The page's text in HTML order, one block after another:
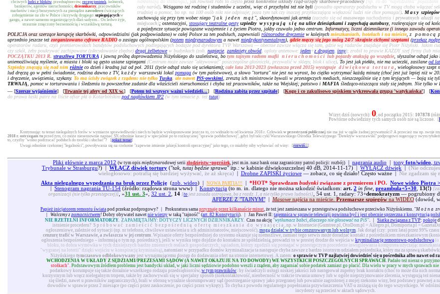
chciwych ludzi z bloków, przedsiębiorców, recepcjonistek, kelnerek,
bankierów, agentów nieruchomości, dziennikarzy, pracowników
marketów i stacji benzynowych za pieniądze zawodowo ćwiczących
zobojętnienie na zło w Polsce i krzywdę drugiego: szpiegującychw
gangu, a nawet samemu organizujących dlań sadyzm... On ledwo żyje,
strasznie zmęczony bezsennością i wrzaskliwą torturą.
nakłaniają do stalkingu]
, jak również robi to często przez konkretne układy rząd-urzędy skarbowe-pracodawcy [np. co do "najeżdżania" pojazdami
cały naród) . Wciągano też rodzinę i studentów z uczelni, więc ci przychylni też nie byli (ponadto operatorzy podsłuchu w TV mogą chyba włączać
trudniej o pomoc, bo np. na 100 osób nikt nie odpisuje; poza tym tak czy inaczej przytłaczająca większość ludzi nie chce pomagać)
Masy
zachowują się przy tym wobec niego "jak jeden mąż ", skoordynowani jak armia (zaczęło się od masowego nachodzenia i prywatnych aluzji na
miejscach ); ostentacyjni, stosujący teatralne gesty szpiedzy wysypują się na ulice dziesiątkami i zapychają autobusy, rozkręcające się od
a pojedyncze sytuacje powiązane wzajemnie i z życiem Piotra, jakby czuwało jedno centrum. Informatycy, liczni dziennikarze (i innego zawodu
POLICJA oraz szerzące korupcję skarbówki , odpowiedzialni (jak podpowiadano) w całej Polsce za ten podsłuch, zapewniali różnorodne dręczeniew kolejnych mieszkaniach, hotelach i na mieście, z pomocą
uprzednio jeszcze też zorganizowano cyfrowe RADIO o zasięgu ogólnopolskim (potem międzynarodowym a nawet międzykontynentalnym), gdzie męczy się jego mózg 24/7 skrajnie cichymi szeptami (przekaz
operatorów radaru, czyli premierowskich bandytów podsłuchowych podlegających bodajże pod dyrektora TVP Warszawa — obecnie zawsze włącza się tam, gdzie wg radarów znajduje się Piotr Niżyński. Jakim
czy szkół, żeby poukrywać zachipowane (zdecydowanie zbędne) drągi żelbetowew budynkach (zob. napięcie, zamknięty obwód , oploty antenowe: jeden+z drągiem inny); zrobił to prawie KAŻDY szef firmy (lub
POCZĄTKU 2013 R. straszliwą TORTURĄ i jawną próbą doprowadzenia Niżyńskiego do szaleństwa, bo tym tajnym radiem mafii nieruchomości lub pojazdy atakują go wszędzie , słyszalne odtąd
uniemożliwiają myślenie, a miasta i bloki są gęsto usiane szpiegami (Centrum może zawsze "aktywować" poszczególne głośniczki, przywalić w sklepy, blok i ulicę) . To jest jak piekło, nie ma ucieczki, zasilane od
Szpiedzy znęcają się nad nim różnieco dzień i kradną już od poł. 2011 (życie odtąd stało się uciekaniem); całe lata 2013-2023 (zwłaszcza przed 2015) występuje dźwiękowa tortura
, wielogłosowy
lud dręczą go w pełni świadomie, rodzina dawno z TV, każdy warszawski lokal pomaga (w tym państwowe), a słowo "tortura" nie jest na wyrost, bo ciężko wytrzymać każdą minutę (choć jest już lepiej niż w
i dręczenie, uwięzienia, szykany. To ma ścisły związek z rządem: nie tylko Tuska, ale nawet PiS-owskimi , zresztą ich ministrowie bywali w przestępczych mediach, nieszczególnie się z tym kryjących — boją
TRWAJĄ , pomoc w torturowaniu i śledzeniu to powszechne zadanie dla właścicieli nieruchomości i chyba też pracowników, także na Wiejskiej; państwo i MAFIA śledząco-niszcząca stały się jednym. Nie tylko w
— [Szersze wyjaśnienie] [Trwanie tej afery od XIX w.] [Potem też wszyscy ważni wiedzieli...] [Rodzina zabita przez szpitale] [Kogo i co zakulisowo spiskiem wykreowała grupa 'watykańska'] [
do prawa łaski patrz na liście ofiar pkt o Kotarbińskim pod nagłówkiem JP2 (w tym temacie p. też tutaj)
Wizyt dziś (nowych): 0, od początku 2015: 107878
Powtórne odwiedziny tych samych osób nie są liczone. [
Kontynuując tu temat nielegalnych forów w wymiarze sprawiedliwości niech tu będzie wyeksponowane jeszcze to, co widniało tu od kwietnia 2018 r. Człowiek w przestrzeni publicznej nie ma już w ogóle żadnej prywatności? A przecież ma np. swoje
2018 r. ostrzegam tu przed tym, co może niesensownie napisać SN odnośnie kasacji w specjalnie po to rozkręcanej "sprawie podsłuchowej", gdyż był taki cykl Warszawskiego Ośrodka Telewizyjnego "Detektyw warszawski" podprogowo sugerujący swym
to, czyżby "wolno podrzucać podsłuch do torebki i słuchać"? [pokaż temat]
Uwagi odnośnie rzekomej "legalności", powoływania się na rzekome "zapewne istnienie jakiejś kontroli operacyjnej" jako tego, co miałoby niby wybawiać od winy:
[rozwiń...]
Pliki głównie z marca 2012 (w tym opis międzynarodowej serii złodziejstw+pogróżek, jest m.in. nasz bank oraz zagraniczny patrol policji: rozbój) nagrania audio tony foto/wideo ,
Trybunale w Strasburgu?) | WŁĄCZ dźwięk tortury ("tak, tutaj będzie sprawa" itp.: w kabinie dźwiękoszczelnej 40 dB, 2014-11-17) | WYŁĄCZ dźwięk
(Nie
wielogłosowo: potrafią się bardziej wyżywać, że aż skręca)
Drobne ZAPISKI życiowe— zobacz, co się działo! Często ważne | Nie zgadzam się
Akta nielegalnego wypędzania na bruk przez Policję (zob. wideo) | NOWA PARTIA!!! *HOT* Sprawdzam budynki związane z premierem i PO. Nowe wideo Piotra
Stenogram nagrania TU-154 (źródło: rządowa strona www) | Konstytucja (to m. in. dlatego nie można szkodzić świadkom: art. 2 in fine preambuła+5+30 13(!)
organizacji (nie tylko przestępczej)]
, »31 ust. 3«, 32 ust. 2 14 [to jest zasada ustrojowa, bo z rozdz. 1, a nie tylko prawo ludności] , 54 ust. 1, radary: 73+demokratyzm — pogrubiony
AFERZE Z "TAJNYM"| Masowenajścia na mieście. Przemarsze szpiegówna WIDEO(dowód,
Papież inicjatorem remontu świata pod przekaz podprogowy? Prokuratura sama przyznaje przez kilkanaście minut, że też jest zamieszana w przestępstwa podsłuchowe przeciwko Niżyńskiemu. "Można
Walczmy z pomocnictwem! Dobry obywatel nawet nie wierzy w taką "tajność" (art. 82 Konstytucji). Jan Paweł II: tajemnica w sprawie telewizji powinna być i jest obecnie sprzeczna z konstytucją
NIE RZETELNI INFORMATORZY. ZAPAMIĘTAJMY: DOTYCZY LICZNYCH DZIENNIKARZY. Czas na akcję "wytłumacz babci, dlaczego nie głosować na PiS". Siatka związana z TVP: pokoje
istnienie procederu? Spróbować zamieścić bezpośrednią ofertę mieszkania do wynajęcia , np. w Internecie (Gumtree.pl, OtoDom.pl = Allegro.pl, Domiporta.pl =
ogłoszeniowe, zależnie od sytuacji (np. nr telefonu, chwilowe ustawienia u ich administratorów, miejscowość), mogą działać w trybie cenzurowanym lub wolnym. Jak dotąd (czy: przez lata) przez 99%
cenzurę trafić w Warszawie, a zwłaszcza w jej centrum. Wpisanie oferty bezpośredniej do systemu okazuje się niemożliwe, zamiast tego serwis może doradzać kontakt z pośrednikiem mieszkaniowym
ogłoszenia bezpośredniego – informują o tym np. pośrednicy), jeśli w wyniku tego dojdzie do kontaktu ze spółdzielnią, prowadzi to w prostej drodze do wejścia w kryminalizację remontowo-podsłuchową (o
bloku, to dobra wymówka w tych dzisiejszych bardzo zmiennych realiach gospodarczych; sąsiadom, którzy zgodzili się pomagać w przestępczym procederze inwigilowania komputera użyczając
"wygranej na loterii" dzięki wejściu w konspirację kryminalną), natomiast w przypadku domów kryminalizacja ta następuje chyba zawsze z bardzo istotnym udziałem pośrednika, który ma za sprawą
Niżyńskiego tymczasowo odblokowywany jest wynajmującemu dostęp do dodawania ofert na stronie internetowej. A zatem: o sprawie w TVP najłatwiej dowiedzieć się u pośrednika albo nawet od
WCHODZENIA W UKŁADY Z SĘDZIAMI/PREZESAMI SĄDÓW (A NAWET OKAZUJE NA TO DOWODY) WE WSZYSTKICH POSZCZEGÓLNYCH SPRAWACH. Padało też nieraz o
stołkach".Podstawowym źródłem problemu jest bandycki układ, w jaki liczni sędziowie podobno weszli z rządem, aby zagarniać sobie podatek zamiast go płacić. Dla wielu w pracy w mych sprawach
podatkowy korumpuje się także doraźnie wszelkiego rodzaju przedsiębiorców, w tym prawników: by świadczyli usługi niskiej jakości lub następował zupełny brak kontaktu (choć to może dla nich
korzystnym lub wręcz nielegalnym tropem, także by zachowywali się w specjalny sposób (niekontaktowość, nieobecność w trakcie trwania umowy lub w ogóle nieprzyjmowanie zlecenia, występują też
się śledzi, nawet u prawników zagranicznych), brali w obronę wyraźnie skorumpowany sąd (postrzeganie sprawy jako przegranej lub poważnie zagrożonej z mojej rzekomo winy, bez podstawy prawnej a
dowodów w sprawie przez 2 miesiące (po części przez zaskoczenie, po części przez wykręty). To chyba z powodu regularnego popełniania przywłaszczenia VAT-u zniżają się do tego wszystkiego. W
incydenty są przecież w aktach sądowych.